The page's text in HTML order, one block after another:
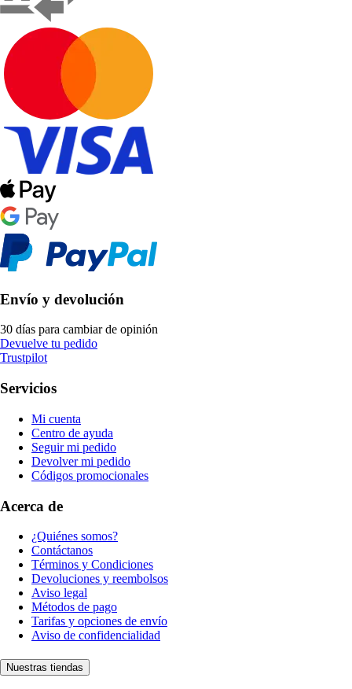
Envío y devolución
30 días para cambiar de opinión
Devuelve tu pedido
Trustpilot
Servicios
Mi cuenta
Centro de ayuda
Seguir mi pedido
Devolver mi pedido
Códigos promocionales
Acerca de
¿Quiénes somos?
Contáctanos
Términos y Condiciones
Devoluciones y reembolsos
Aviso legal
Métodos de pago
Tarifas y opciones de envío
Aviso de confidencialidad
Nuestras tiendas